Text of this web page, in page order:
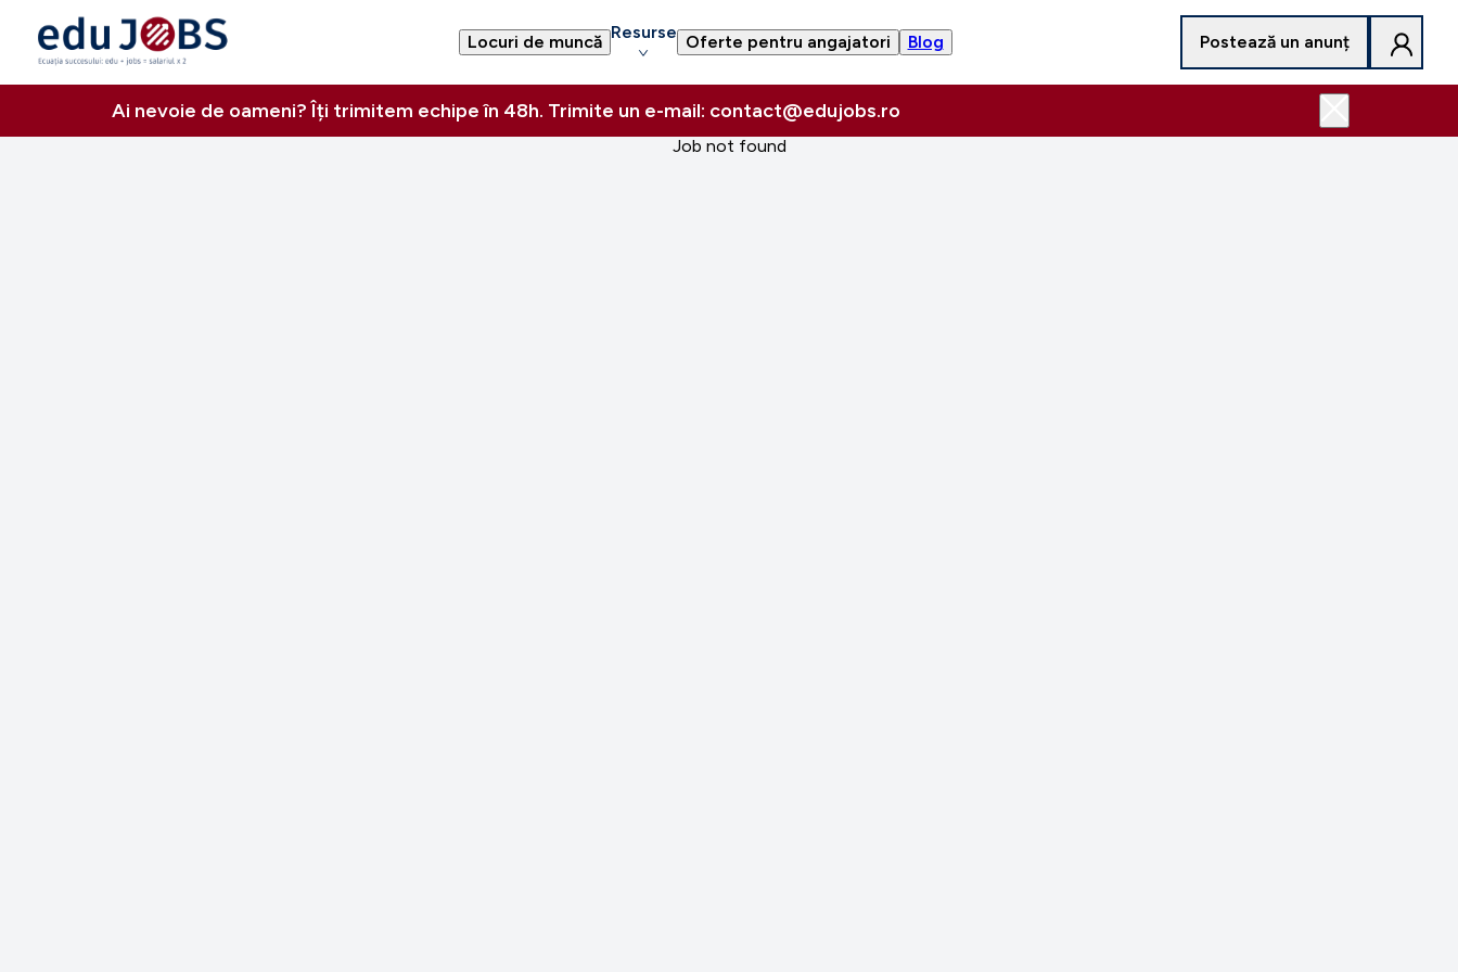
Locuri de muncă Resurse Oferte pentru angajatori Blog Postează un anunț
Ai nevoie de oameni? Îți trimitem echipe în 48h. Trimite un e-mail: contact@edujobs.ro
Job not found